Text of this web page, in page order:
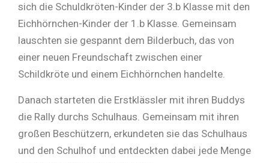
sich die Schuldkröten-Kinder der 3.b Klasse mit den
Eichhörnchen-Kinder der 1.b Klasse. Gemeinsam
lauschten sie gespannt dem Bilderbuch, das von
einer neuen Freundschaft zwischen einer
Schildkröte und einem Eichhörnchen handelte.
Danach starteten die Erstklässler mit ihren Buddys
die Rally durchs Schulhaus. Gemeinsam mit ihren
großen Beschützern, erkundeten sie das Schulhaus
und den Schulhof und entdeckten dabei jede Menge